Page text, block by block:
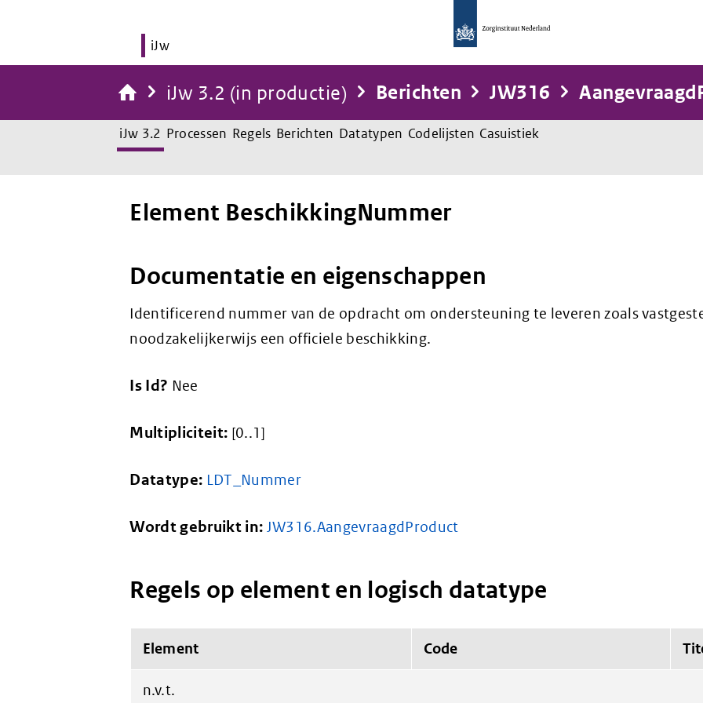
iJw
iJw 3.2 (in productie) Berichten JW316
iJw 3.2 Processen Regels Berichten Datatypen Codelijsten Casuistiek
Element BeschikkingNummer
Documentatie en eigenschappen
Identificerend nummer van de opdracht om ondersteuning te leveren zoals
noodzakelijkerwijs een officiele beschikking.
Is Id? Nee
Multipliciteit: [0..1]
Datatype: LDT_Nummer
Wordt gebruikt in: JW316.AangevraagdProduct
Regels op element en logisch datatype
Element Code
n.v.t.